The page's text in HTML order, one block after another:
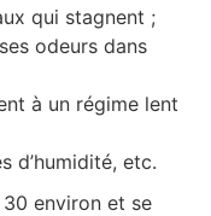
qui stagnent ;
odeurs dans
à un régime lent
d’humidité, etc.
30 environ et se